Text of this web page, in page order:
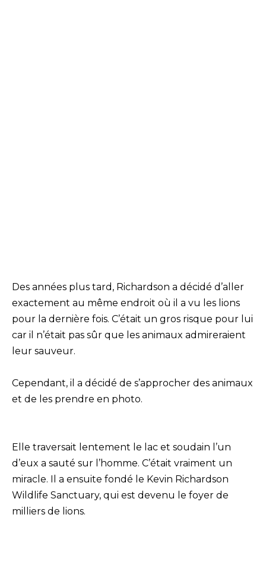
Des années plus tard, Richardson a décidé d’aller
exactement au même endroit où il a vu les lions
pour la dernière fois. C’était un gros risque pour lui
car il n’était pas sûr que les animaux admireraient
leur sauveur.
Cependant, il a décidé de s’approcher des animaux
et de les prendre en photo.
Elle traversait lentement le lac et soudain l’un
d’eux a sauté sur l’homme. C’était vraiment un
miracle. Il a ensuite fondé le Kevin Richardson
Wildlife Sanctuary, qui est devenu le foyer de
milliers de lions.